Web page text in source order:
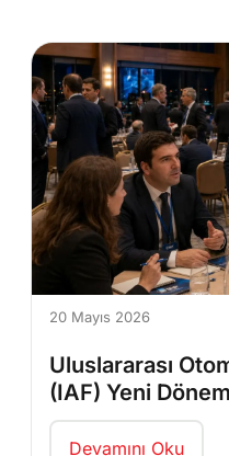
20 Mayıs 2026
Uluslararası
(IAF) Yeni
Devamını Oku